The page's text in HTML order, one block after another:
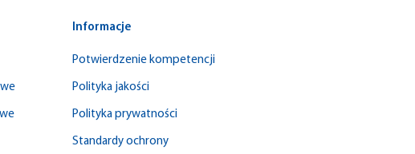
Informacje
Potwierdzenie kompetencji
Polityka jakości
Polityka prywatności
Standardy ochrony